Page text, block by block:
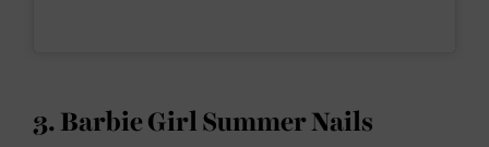
3. Barbie Girl Summer Nails